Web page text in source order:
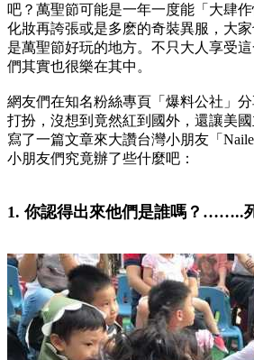
吧？萬聖節可能是一年一度能「大肆
化妝再誇張或是多麽的奇裝異服，大
是萬聖節好玩的地方。不只大人享受
們其實也很樂在其中。
網友們在知名粉絲專頁「爆料公社」
打扮，沒想到竟然紅到國外，還讓美國
寫了一篇文章來大讚台灣小朋友「
小朋友們究竟辦了些什麼吧：
1. 你認得出來他們是誰嗎？……..